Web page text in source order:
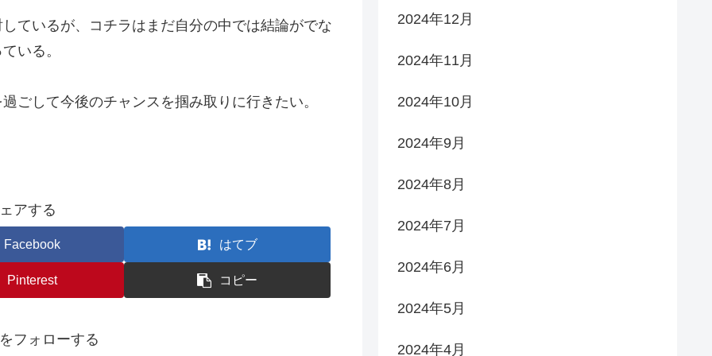
ているが、コチラはまだ自分の中では結論がでな
いる。
ごして今後のチャンスを掴み取りに行きたい。
アする
Facebook はてブ
Pinterest コピー
フォローする
2024年12月
2024年11月
2024年10月
2024年9月
2024年8月
2024年7月
2024年6月
2024年5月
2024年4月